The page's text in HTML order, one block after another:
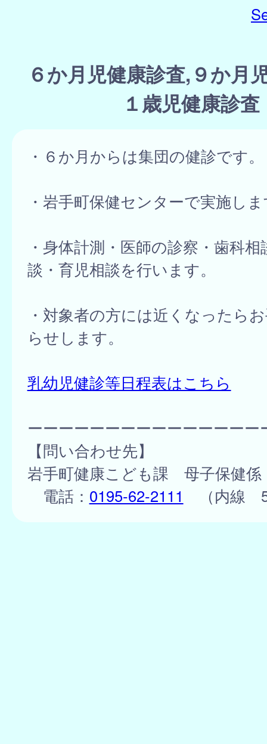
６か月児健康診査,９か月
１歳児健康診査
・６か月からは集団の健診です。
・岩手町保健センターで実施し
・身体計測・医師の診察・歯科
談・育児相談を行います。
・対象者の方には近くなったら
らせします。
乳幼児健診等日程表はこちら
ーーーーーーーーーーーーーーー
【問い合わせ先】
岩手町健康こども課 母子保健係
電話： 0195-62-2111 （内線